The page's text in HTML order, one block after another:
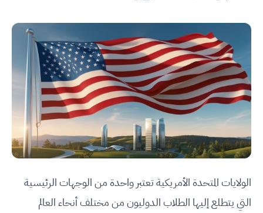
الولايات المتحدة الأمريكية تعتبر واحدة من الوجهات الرئيسية
التي يتطلع إليها الطلاب الدوليون من مختلف أنحاء العالم